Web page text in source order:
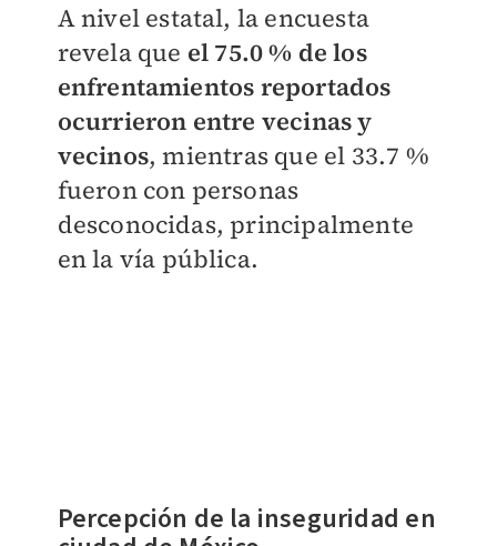
A nivel estatal, la encuesta
revela que el 75.0 % de los
enfrentamientos reportados
ocurrieron entre vecinas y
vecinos, mientras que el 33.7 %
fueron con personas
desconocidas, principalmente
en la vía pública.
Percepción de la inseguridad en